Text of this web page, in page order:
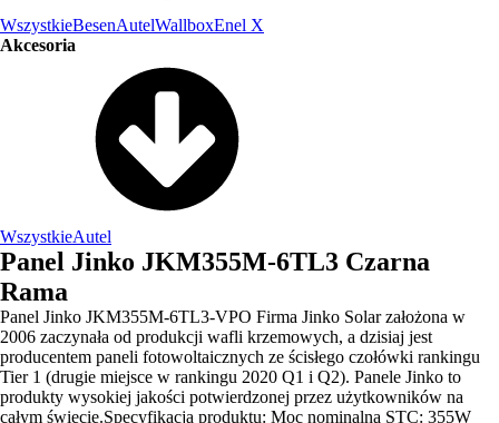
WszystkieBesenAutelWallboxEnel X
Akcesoria
WszystkieAutel
Panel Jinko JKM355M-6TL3 Czarna
Rama
Panel Jinko JKM355M-6TL3-VPO Firma Jinko Solar założona w
2006 zaczynała od produkcji wafli krzemowych, a dzisiaj jest
producentem paneli fotowoltaicznych ze ścisłego czołówki rankingu
Tier 1 (drugie miejsce w rankingu 2020 Q1 i Q2). Panele Jinko to
produkty wysokiej jakości potwierdzonej przez użytkowników na
całym świecie.Specyfikacja produktu: Moc nominalna STC: 355W